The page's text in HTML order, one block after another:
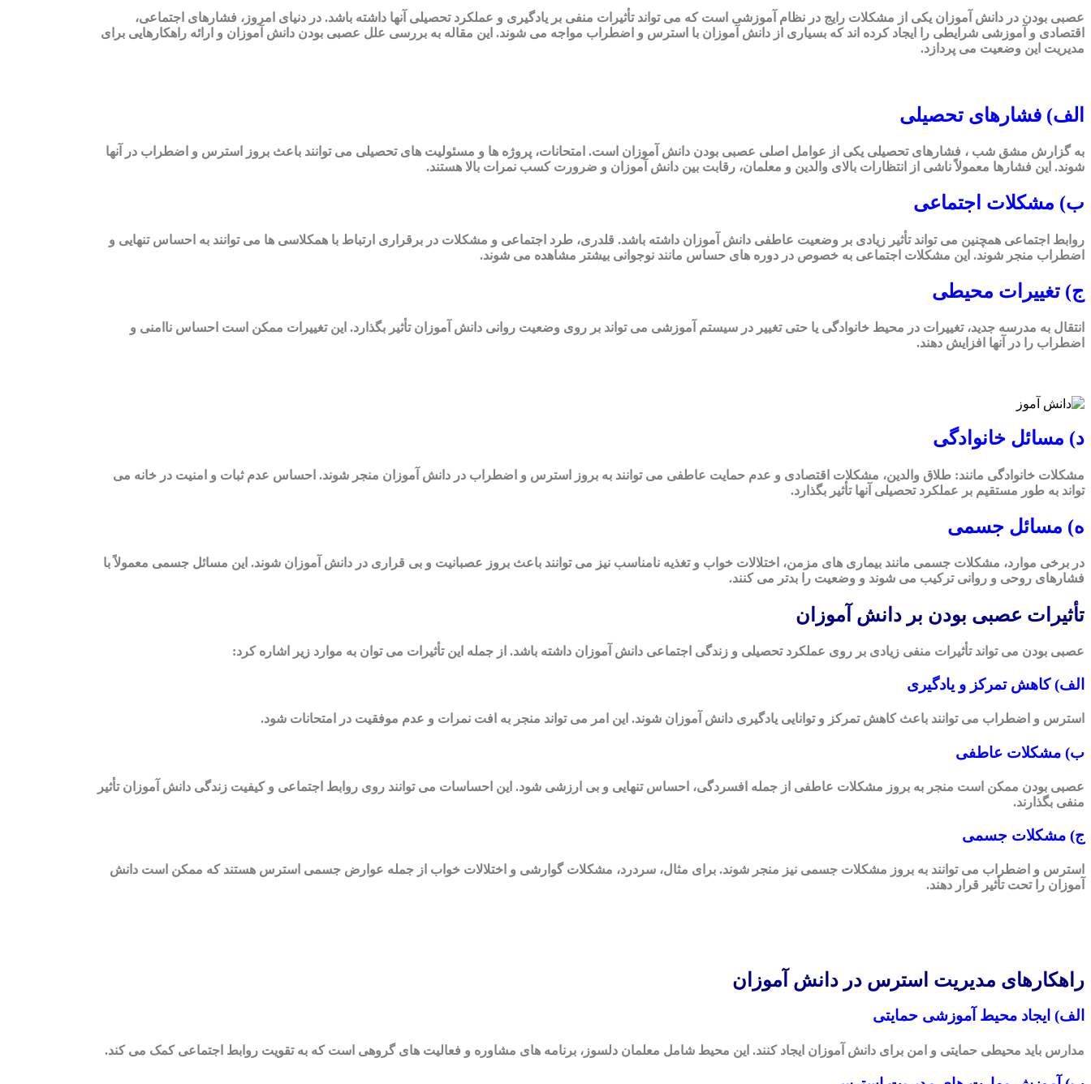
عصبی بودن در دانش آموزان یکی از مشکلات رایج در نظام آموزشی است که می تواند تأثیرات منفی بر یادگیری و عملکرد تحصیلی آنها داشته باشد. در دنیای امروز، فشارهای اجتماعی،
اقتصادی و آموزشی شرایطی را ایجاد کرده اند که بسیاری از دانش آموزان با استرس و اضطراب مواجه می شوند. این مقاله به بررسی علل عصبی بودن دانش آموزان و ارائه راهکارهایی برای
مدیریت این وضعیت می پردازد.
الف) فشارهای تحصیلی
به گزارش مشق شب ، فشارهای تحصیلی یکی از عوامل اصلی عصبی بودن دانش آموزان است. امتحانات، پروژه ها و مسئولیت های تحصیلی می توانند باعث بروز استرس و اضطراب در آنها
شوند. این فشارها معمولاً ناشی از انتظارات بالای والدین و معلمان، رقابت بین دانش آموزان و ضرورت کسب نمرات بالا هستند.
ب) مشکلات اجتماعی
روابط اجتماعی همچنین می تواند تأثیر زیادی بر وضعیت عاطفی دانش آموزان داشته باشد. قلدری، طرد اجتماعی و مشکلات در برقراری ارتباط با همکلاسی ها می توانند به احساس تنهایی و
اضطراب منجر شوند. این مشکلات اجتماعی به خصوص در دوره های حساس مانند نوجوانی بیشتر مشاهده می شوند.
ج) تغییرات محیطی
انتقال به مدرسه جدید، تغییرات در محیط خانوادگی یا حتی تغییر در سیستم آموزشی می تواند بر روی وضعیت روانی دانش آموزان تأثیر بگذارد. این تغییرات ممکن است احساس ناامنی و
اضطراب را در آنها افزایش دهند.
د) مسائل خانوادگی
مشکلات خانوادگی مانند: طلاق والدین، مشکلات اقتصادی و عدم حمایت عاطفی می توانند به بروز استرس و اضطراب در دانش آموزان منجر شوند. احساس عدم ثبات و امنیت در خانه می
تواند به طور مستقیم بر عملکرد تحصیلی آنها تأثیر بگذارد.
ه) مسائل جسمی
در برخی موارد، مشکلات جسمی مانند بیماری های مزمن، اختلالات خواب و تغذیه نامناسب نیز می توانند باعث بروز عصبانیت و بی قراری در دانش آموزان شوند. این مسائل جسمی معمولاً با
فشارهای روحی و روانی ترکیب می شوند و وضعیت را بدتر می کنند.
تأثیرات عصبی بودن بر دانش آموزان
عصبی بودن می تواند تأثیرات منفی زیادی بر روی عملکرد تحصیلی و زندگی اجتماعی دانش آموزان داشته باشد. از جمله این تأثیرات می توان به موارد زیر اشاره کرد:
الف) کاهش تمرکز و یادگیری
استرس و اضطراب می توانند باعث کاهش تمرکز و توانایی یادگیری دانش آموزان شوند. این امر می تواند منجر به افت نمرات و عدم موفقیت در امتحانات شود.
ب) مشکلات عاطفی
عصبی بودن ممکن است منجر به بروز مشکلات عاطفی از جمله افسردگی، احساس تنهایی و بی ارزشی شود. این احساسات می توانند روی روابط اجتماعی و کیفیت زندگی دانش آموزان تأثیر
منفی بگذارند.
ج) مشکلات جسمی
استرس و اضطراب می توانند به بروز مشکلات جسمی نیز منجر شوند. برای مثال، سردرد، مشکلات گوارشی و اختلالات خواب از جمله عوارض جسمی استرس هستند که ممکن است دانش
آموزان را تحت تأثیر قرار دهند.
راهکارهای مدیریت استرس در دانش آموزان
الف) ایجاد محیط آموزشی حمایتی
مدارس باید محیطی حمایتی و امن برای دانش آموزان ایجاد کنند. این محیط شامل معلمان دلسوز، برنامه های مشاوره و فعالیت های گروهی است که به تقویت روابط اجتماعی کمک می کند.